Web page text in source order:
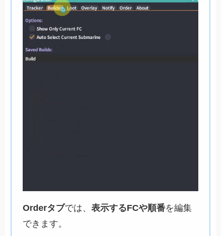
Orderタブでは、 表示するFCや順番を編集
できます。